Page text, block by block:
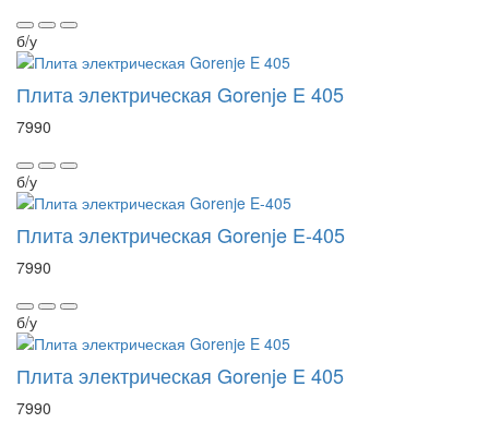
б/у
Плита электрическая Gorenje E 405
7990
б/у
Плита электрическая Gorenje E-405
7990
б/у
Плита электрическая Gorenje E 405
7990